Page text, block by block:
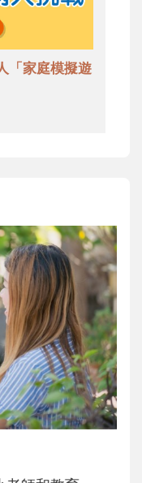
「家庭模擬遊
讀懂父親的